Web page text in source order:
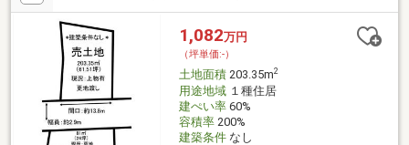
1,082万円
（坪単価:-）
土地面積203.35m2
用途地域１種住居
建ぺい率60%
容積率200%
建築条件なし